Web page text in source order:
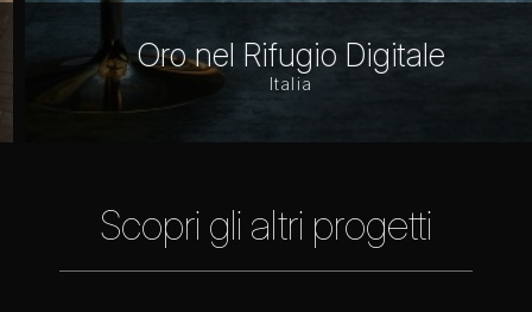
Oro nel Rifugio Digitale
Italia
Scopri gli altri progetti